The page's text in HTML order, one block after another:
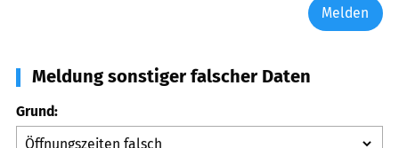
Melden
Meldung sonstiger falscher Daten
Grund: